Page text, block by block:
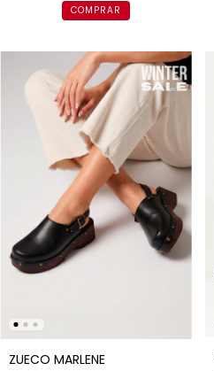
COMPRAR
ZUECO MARLENE